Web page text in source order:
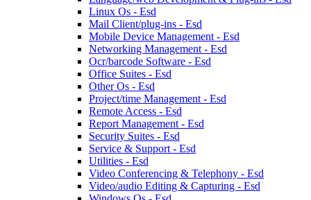
Linux Os - Esd
Mail Client/plug-ins - Esd
Mobile Device Management - Esd
Networking Management - Esd
Ocr/barcode Software - Esd
Office Suites - Esd
Other Os - Esd
Project/time Management - Esd
Remote Access - Esd
Report Management - Esd
Security Suites - Esd
Service & Support - Esd
Utilities - Esd
Video Conferencing & Telephony - Esd
Video/audio Editing & Capturing - Esd